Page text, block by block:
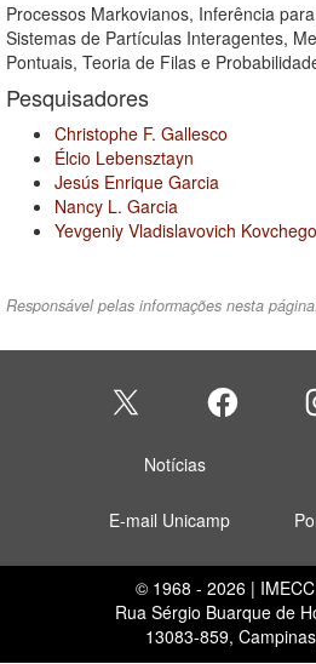
Processos Markovianos, Inferência
Sistemas de Partículas Interagentes,
Pontuais, Teoria de Filas e
Pesquisadores
Christophe F. Gallesco
Élcio Lebensztayn
Jesús Enrique Garcia
Nancy L. Garcia
Yevgeniy Vladislavovich
Responsável pelas informações nesta
Notícias
E-mail Unicamp
© 1968 - 2026 |
Rua Sérgio Buarque de
13083-859,